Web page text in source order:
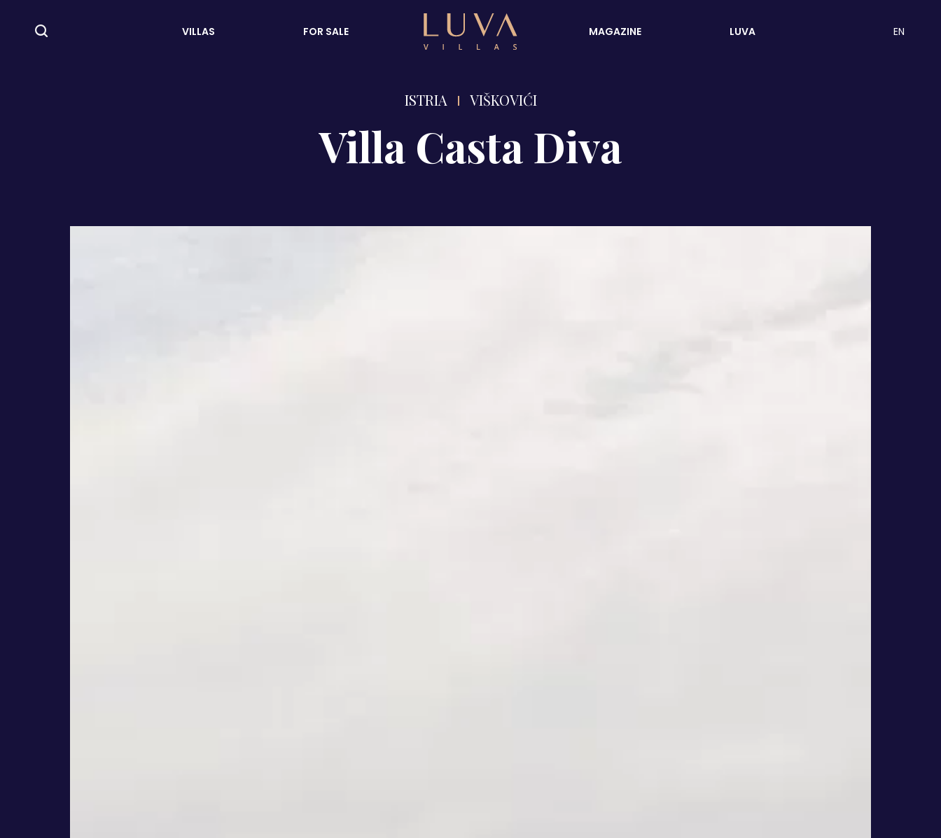
VILLAS FOR SALE MAGAZINE LUVA EN
ISTRIA VIŠKOVIĆI
Villa Casta Diva